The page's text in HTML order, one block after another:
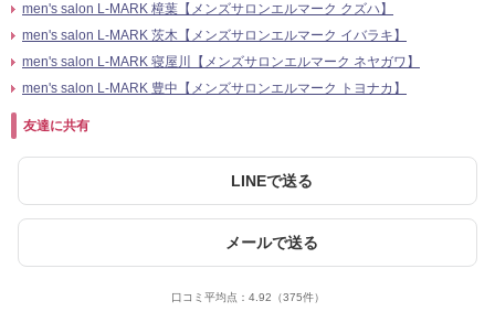
men's salon L-MARK 樟葉【メンズサロンエルマーク クズハ】
men's salon L-MARK 茨木【メンズサロンエルマーク イバラキ】
men's salon L-MARK 寝屋川【メンズサロンエルマーク ネヤガワ】
men's salon L-MARK 豊中【メンズサロンエルマーク トヨナカ】
友達に共有
LINEで送る
メールで送る
口コミ平均点： 4.92 （375件）